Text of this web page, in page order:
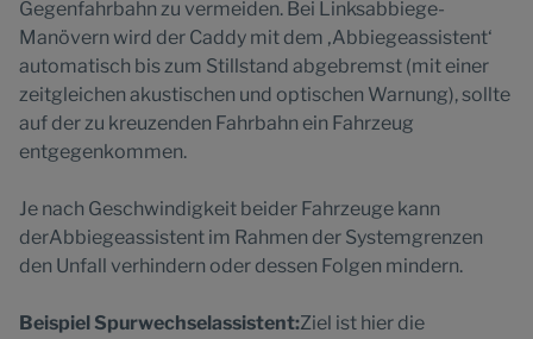
Gegenfahrbahn zu vermeiden. Bei Linksabbiege-
Manövern wird der Caddy mit dem ‚Abbiegeassistent‘
automatisch bis zum Stillstand abgebremst (mit einer
zeitgleichen akustischen und optischen Warnung), sollte
auf der zu kreuzenden Fahrbahn ein Fahrzeug
entgegenkommen.
Je nach Geschwindigkeit beider Fahrzeuge kann
derAbbiegeassistent im Rahmen der Systemgrenzen
den Unfall verhindern oder dessen Folgen mindern.
Beispiel Spurwechselassistent:Ziel ist hier die